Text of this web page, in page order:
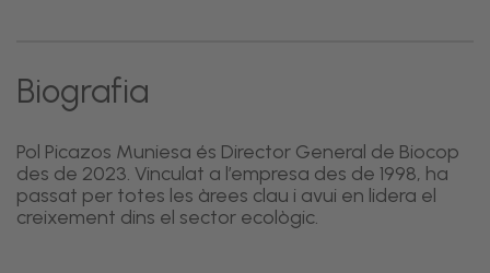
Biografia
Pol Picazos Muniesa és Director General de Biocop
des de 2023. Vinculat a l’empresa des de 1998, ha
passat per totes les àrees clau i avui en lidera el
creixement dins el sector ecològic.